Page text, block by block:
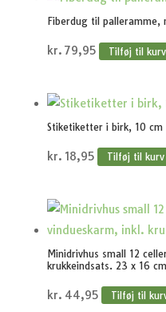
Fiberdug til palleramme,
kr. 79,95 Tilføj til kurv
Stiketiketter i birk, 10 cm
kr. 18,95 Tilføj til kurv
Minidrivhus small 12
krukkeindsats. 23 x 16
kr. 44,95 Tilføj til